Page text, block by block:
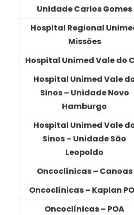
Unidade Carlos Gomes
Hospital Regional
Missões
Hospital Unimed Vale do
Hospital Unimed Vale
Sinos – Unidade Novo
Hamburgo
Hospital Unimed Vale
Sinos – Unidade São
Leopoldo
Oncoclínicas – Canoas
Oncoclínicas – Kaplan
Oncoclínicas – POA